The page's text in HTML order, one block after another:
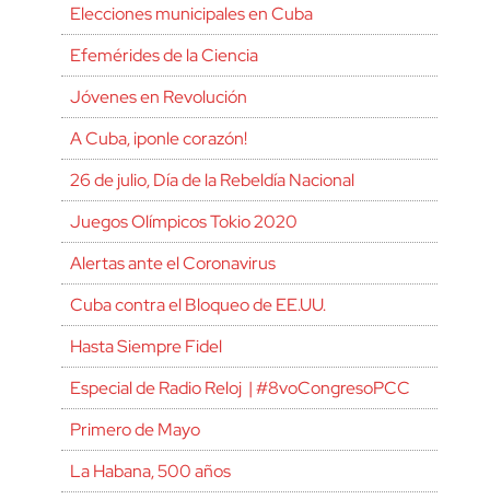
Elecciones municipales en Cuba
Efemérides de la Ciencia
Jóvenes en Revolución
A Cuba, ¡ponle corazón!
26 de julio, Día de la Rebeldía Nacional
Juegos Olímpicos Tokio 2020
Alertas ante el Coronavirus
Cuba contra el Bloqueo de EE.UU.
Hasta Siempre Fidel
Especial de Radio Reloj | #8voCongresoPCC
Primero de Mayo
La Habana, 500 años